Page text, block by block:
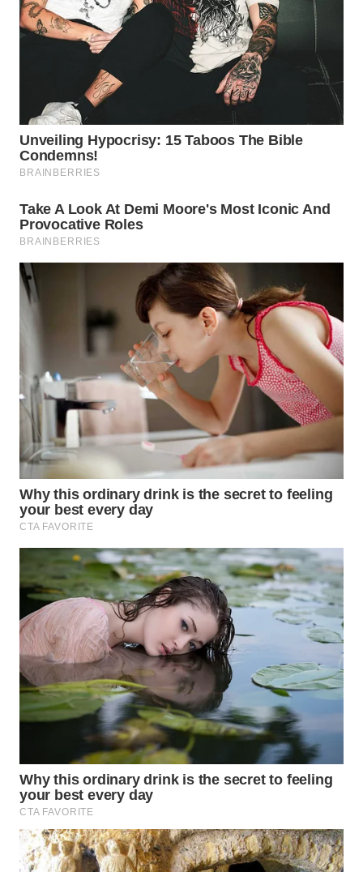
LABUANBAJO
Wahana
Media
Group
WAHANA
WAHANA
WAHANA
WAHANA
INFRASTRUKTUR
WAHANA
KONSUMEN
WAHANA
LISTRIK
TRAVEL
WAHANA
TV
WAHANANEWS
ID
WAHANANEWS
CO ID
WAHANANEWS
NET
WAHANA
SPORT